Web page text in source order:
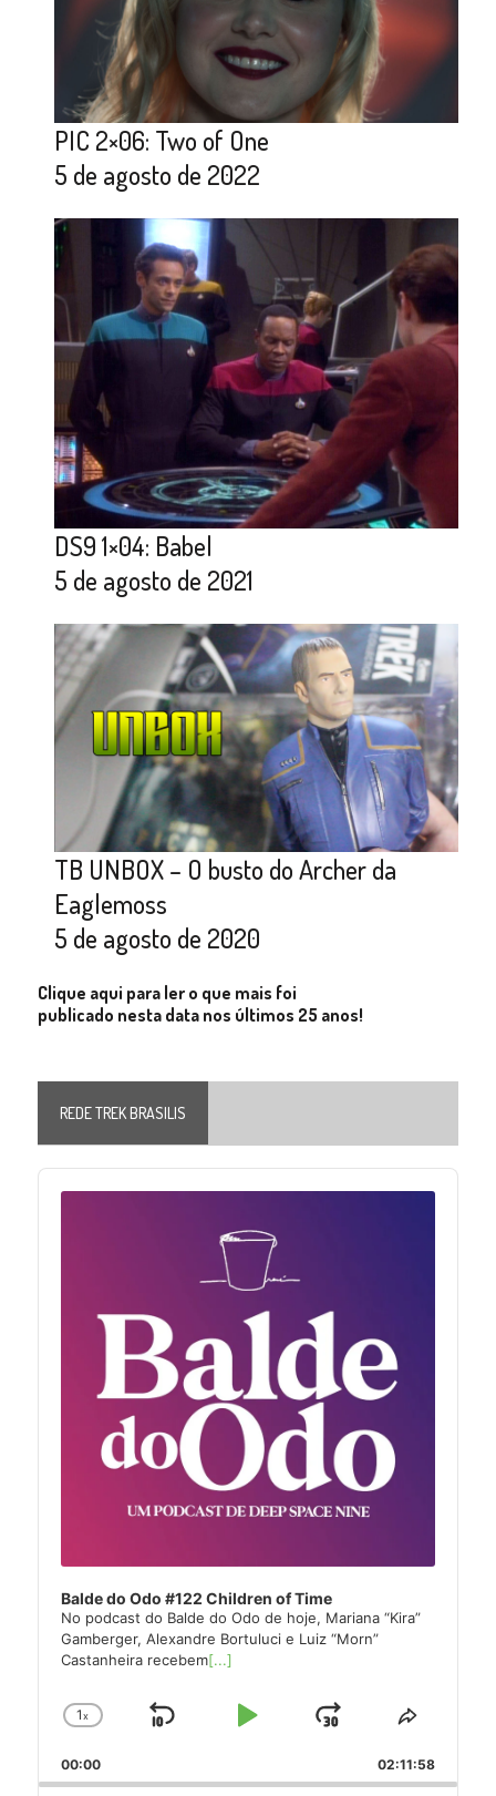
PIC 2×06: Two of One
5 de agosto de 2022
DS9 1×04: Babel
5 de agosto de 2021
TB UNBOX – O busto do Archer da
Eaglemoss
5 de agosto de 2020
Clique aqui para ler o que mais foi
publicado nesta data nos últimos 25 anos!
REDE TREK BRASILIS
Audio
Player
Balde do Odo #122 Children of Time
No podcast do Balde do Odo de hoje, Mariana “Kira”
Gamberger, Alexandre Bortuluci e Luiz “Morn”
Castanheira recebem[...]
Change
Rate
1x
Skip
Play
Jump
Forward
Share
Episode
00:00 02:11:58